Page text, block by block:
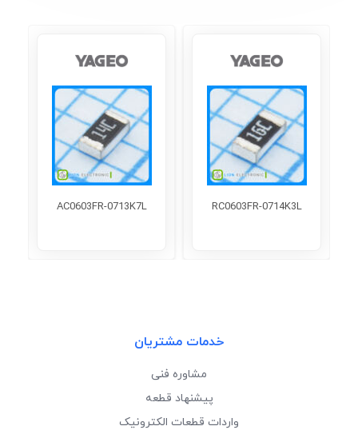
RC0603FR-0714K3L
AC0603FR-0713K7L
خدمات مشتریان
مشاوره فنی
پیشنهاد قطعه
واردات قطعات الکترونیک